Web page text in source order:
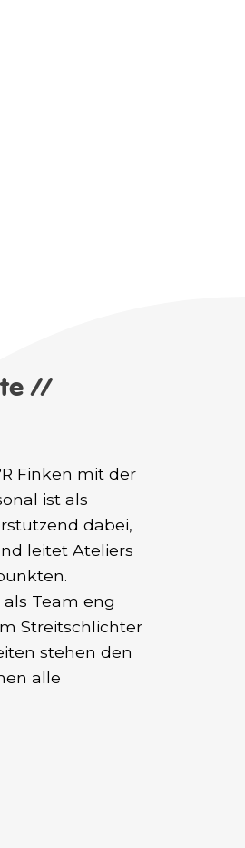
//
Finken mit der
ist als
dabei,
leitet Ateliers
Team eng
Streitschlichter
stehen den
alle